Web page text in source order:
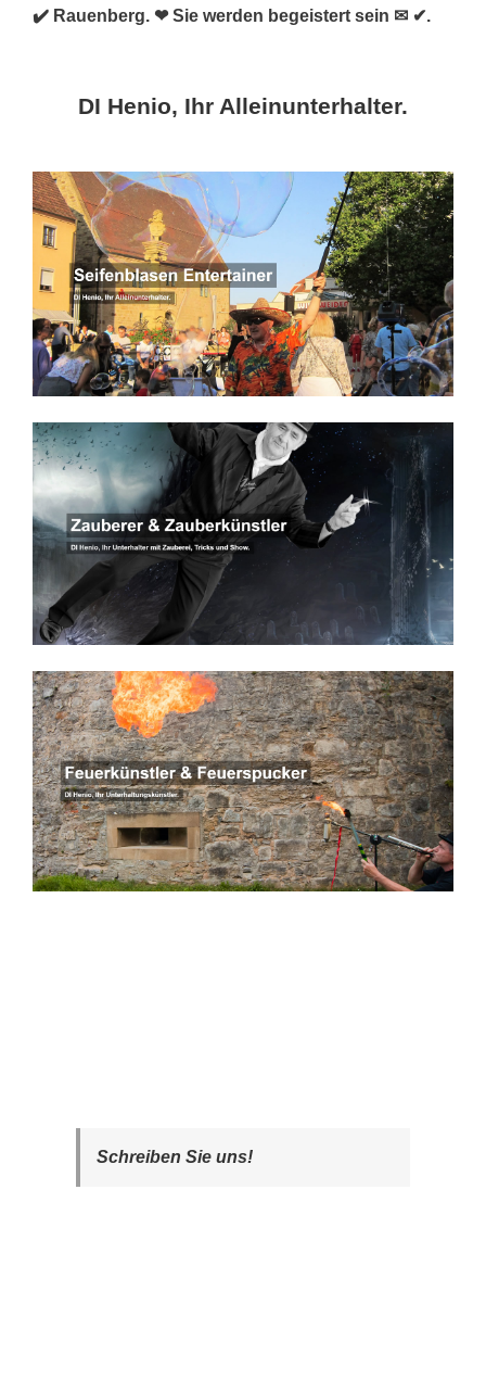
✔️ Rauenberg. ❤ Sie werden begeistert sein ✉ ✔.
DI Henio, Ihr Alleinunterhalter.
Schreiben Sie uns!